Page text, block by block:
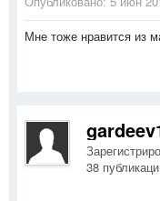
Мне тоже нравится из
38